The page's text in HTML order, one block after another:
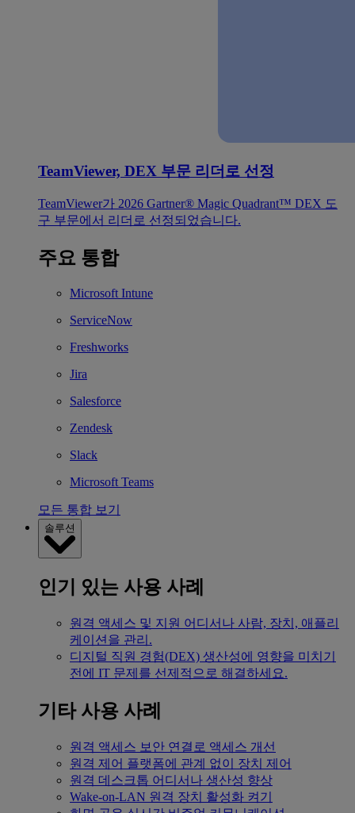
TeamViewer, DEX 부문 리더로 선정
TeamViewer가 2026 Gartner® Magic Quadrant™ DEX 도
구 부문에서 리더로 선정되었습니다.
주요 통합
Microsoft Intune
ServiceNow
Freshworks
Jira
Salesforce
Zendesk
Slack
Microsoft Teams
모든 통합 보기
솔루션
인기 있는 사용 사례
원격 액세스 및 지원 어디서나 사람, 장치, 애플리
케이션을 관리.
디지털 직원 경험(DEX) 생산성에 영향을 미치기
전에 IT 문제를 선제적으로 해결하세요.
기타 사용 사례
원격 액세스 보안 연결로 액세스 개선
원격 제어 플랫폼에 관계 없이 장치 제어
원격 데스크톱 어디서나 생산성 향상
Wake-on-LAN 원격 장치 활성화 켜기